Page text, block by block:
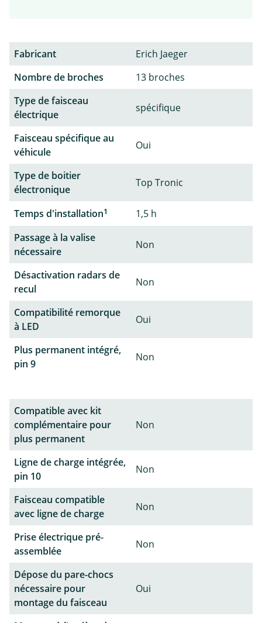
Fabricant
Erich Jaeger
Nombre de broches
13 broches
Type de faisceau
électrique
spécifique
Faisceau spécifique au
véhicule
Oui
Type de boitier
électronique
Top Tronic
Temps d'installation1
1,5 h
Passage à la valise
nécessaire
Non
Désactivation radars de
recul
Non
Compatibilité remorque
à LED
Oui
Plus permanent intégré,
pin 9
Non
Compatible avec kit
complémentaire pour
plus permanent
Non
Ligne de charge intégrée,
pin 10
Non
Faisceau compatible
avec ligne de charge
Non
Prise électrique pré-
assemblée
Non
Dépose du pare-chocs
nécessaire pour
montage du faisceau
Oui